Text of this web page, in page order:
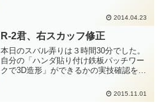
くなので面白半分で２色に塗ってみまし
た。 パテ埋めした部分は、あえて色を塗
っていません。マフラ...
2014.04.23
R-2君、右スカッフ修正
本日のスバル弄りは３時間30分でした。
自分の「ハンダ貼り付け鉄板パッチワー
クで3D造形」ができるかの実技確認を兼
進めたので超進捗悪しです。はっきりい
ってブログネタとしてはつまらないと思
2015.11.01